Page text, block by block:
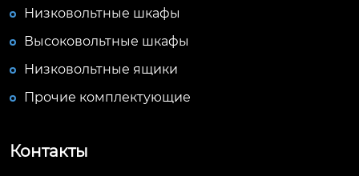
Низковольтные шкафы
Высоковольтные шкафы
Низковольтные ящики
Прочие комплектующие
Контакты